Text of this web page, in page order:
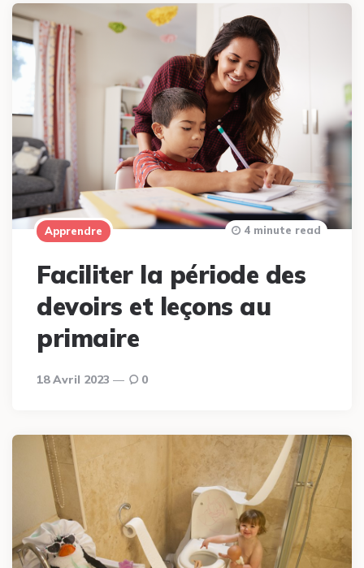
Apprendre
Faciliter la période des
devoirs et leçons au
primaire
18 Avril 2023
4 minute read
0